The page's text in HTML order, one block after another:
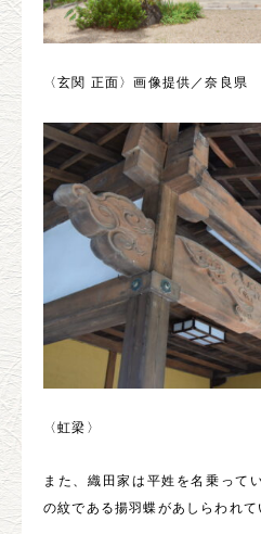
〈玄関 正面〉画像提供／奈良県
〈虹梁〉
また、織田家は平姓を名乗って
の紋である揚羽蝶があしらわれて